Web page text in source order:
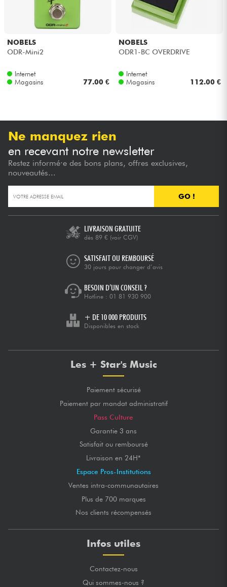
NOBELS
ODR-Mini2
Internet
Magasins
77.00 €
NOBELS
ODR1-BC OVERDRIVE
Internet
Magasins
112.00 €
Ne manquez rien
en recevant notre newsletter
Restez informé·e des bons plans, offres exclusives,
nouveautés...
GO !
LIVRAISON GRATUITE
dès 89 € (voir CGV)
SATISFAIT OU REMBOURSÉ
30 jours pour changer d’avis
BESOIN D’UN CONSEIL ?
Hotline : 01 81 930 900
+ DE 10 000 PRODUITS
Disponibles en stock
Les + Star's Music
Paiement sécurisé
Paiement par mandat administratif
Pass Culture
Garantie 3 ans
Satisfait ou remboursé
Livraison en 24H*
Espace Pros-Institutions
Ventes intra-communautaires
Plus de 700 marques
Nos clients récompensés
Infos utiles
Contactez-nous
Qui sommes-nous ?